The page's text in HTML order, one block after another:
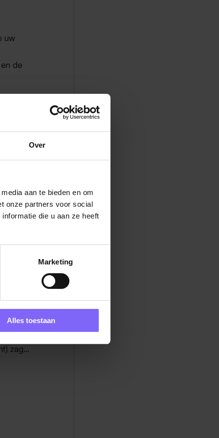
Over
aan te bieden en om
onze partners voor social
die u aan ze heeft
Marketing
Alles toestaan
uw
de
dat
zag…